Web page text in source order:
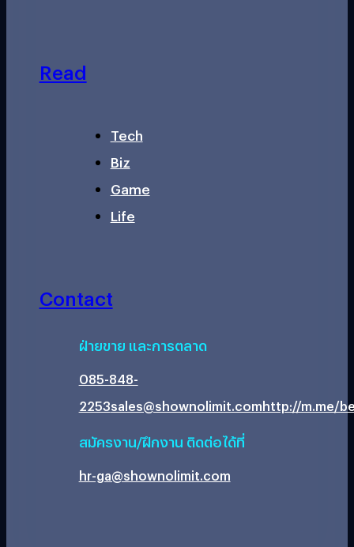
Read
Tech
Biz
Game
Life
Contact
ฝ่ายขาย และการตลาด
085-848-
2253sales@shownolimit.comhttp://m.me/
สมัครงาน/ฝึกงาน ติดต่อได้ที่
hr-ga@shownolimit.com